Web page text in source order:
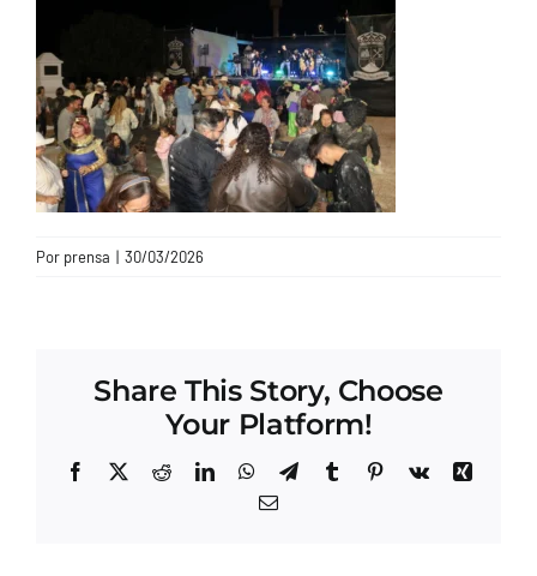
Por prensa | 30/03/2026
Share This Story, Choose
Your Platform!
Facebook
X RedditLinkedInWhatsApp
TelegramTumblrPinterest
Vk
Xing
Correo